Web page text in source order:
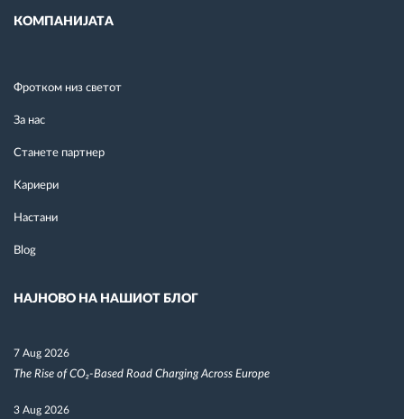
КОМПАНИЈАТА
Фротком низ светот
За нас
Станете партнер
Кариери
Настани
Blog
НАЈНОВО НА НАШИОТ БЛОГ
7 Aug 2026
The Rise of CO₂-Based Road Charging Across Europe
3 Aug 2026